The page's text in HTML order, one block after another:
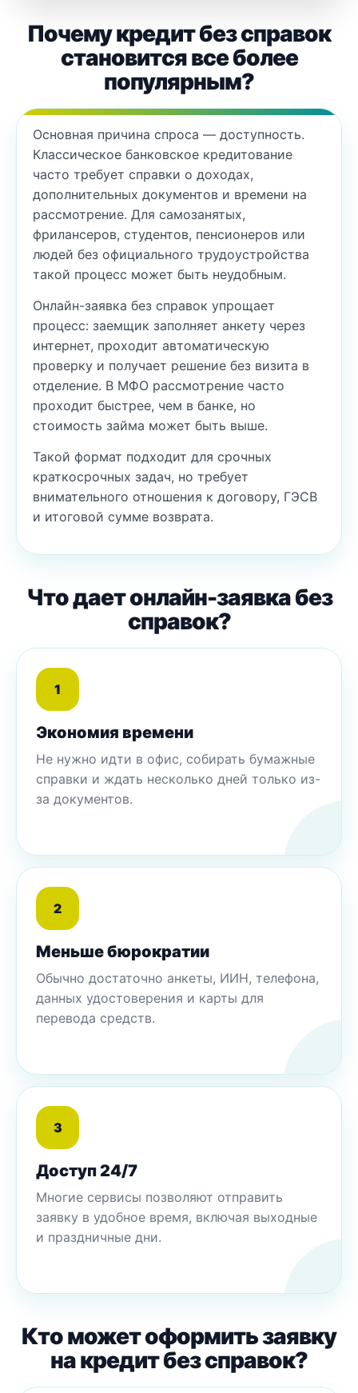
Почему кредит без справок
становится все более
популярным?
Основная причина спроса — доступность.
Классическое банковское кредитование
часто требует справки о доходах,
дополнительных документов и времени на
рассмотрение. Для самозанятых,
фрилансеров, студентов, пенсионеров или
людей без официального трудоустройства
такой процесс может быть неудобным.
Онлайн-заявка без справок упрощает
процесс: заемщик заполняет анкету через
интернет, проходит автоматическую
проверку и получает решение без визита в
отделение. В МФО рассмотрение часто
проходит быстрее, чем в банке, но
стоимость займа может быть выше.
Такой формат подходит для срочных
краткосрочных задач, но требует
внимательного отношения к договору, ГЭСВ
и итоговой сумме возврата.
Что дает онлайн-заявка без
справок?
1
Экономия времени
Не нужно идти в офис, собирать бумажные
справки и ждать несколько дней только из-
за документов.
2
Меньше бюрократии
Обычно достаточно анкеты, ИИН, телефона,
данных удостоверения и карты для
перевода средств.
3
Доступ 24/7
Многие сервисы позволяют отправить
заявку в удобное время, включая выходные
и праздничные дни.
Кто может оформить заявку
на кредит без справок?